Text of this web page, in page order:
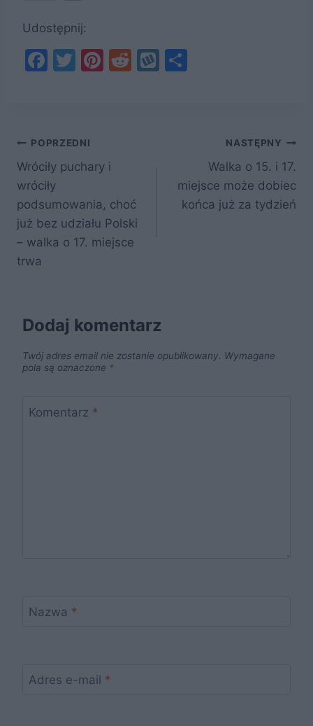
Udostępnij:
F
b
o
o
k
T
Pi
R
W
Nawigacja
wpisu
POPRZEDNI
Wróciły puchary i
wróciły
podsumowania, choć
już bez udziału Polski
– walka o 17. miejsce
trwa
NASTĘPNY
Walka o 15. i 17.
miejsce może dobiec
końca już za tydzień
Dodaj komentarz
Twój adres email nie zostanie opublikowany. Wymagane
pola są oznaczone *
Komentarz *
Nazwa *
Adres e-mail *